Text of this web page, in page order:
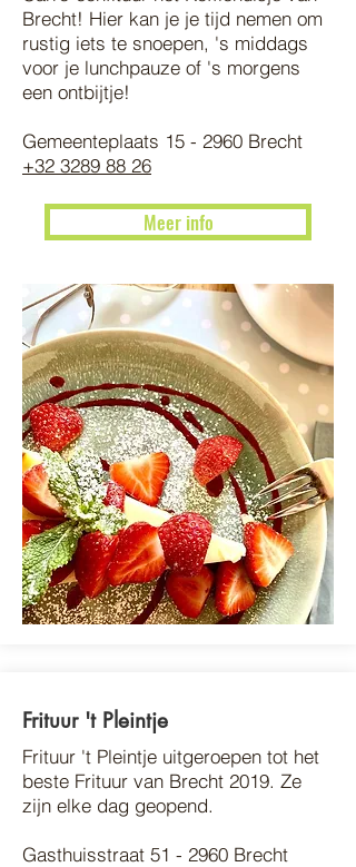
Brecht! Hier kan je je tijd nemen om
rustig iets te snoepen, 's middags
voor je lunchpauze of 's morgens
een ontbijtje!
Gemeenteplaats 15 - 2960 Brecht
+32 3289 88 26
Meer info
Frituur 't Pleintje
Frituur 't Pleintje uitgeroepen tot het
beste Frituur van Brecht 2019. Ze
zijn elke dag geopend.
Gasthuisstraat 51 - 2960 Brecht